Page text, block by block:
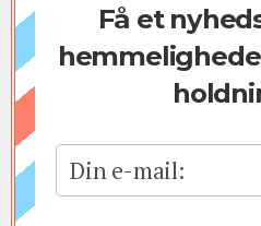
Få et
Din e-mail: